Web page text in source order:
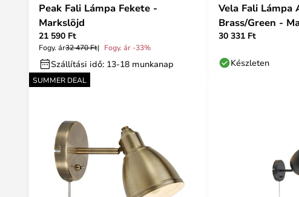
Peak Fali Lámpa Fekete -
Markslöjd
21 590 Ft
Fogy. ár32 470 Ft Fogy. ár -33%
Szállítási idő: 13-18 munkanap
Vela Fali Lámpa
Brass/Green -
30 331 Ft
Készleten
SUMMER DEAL